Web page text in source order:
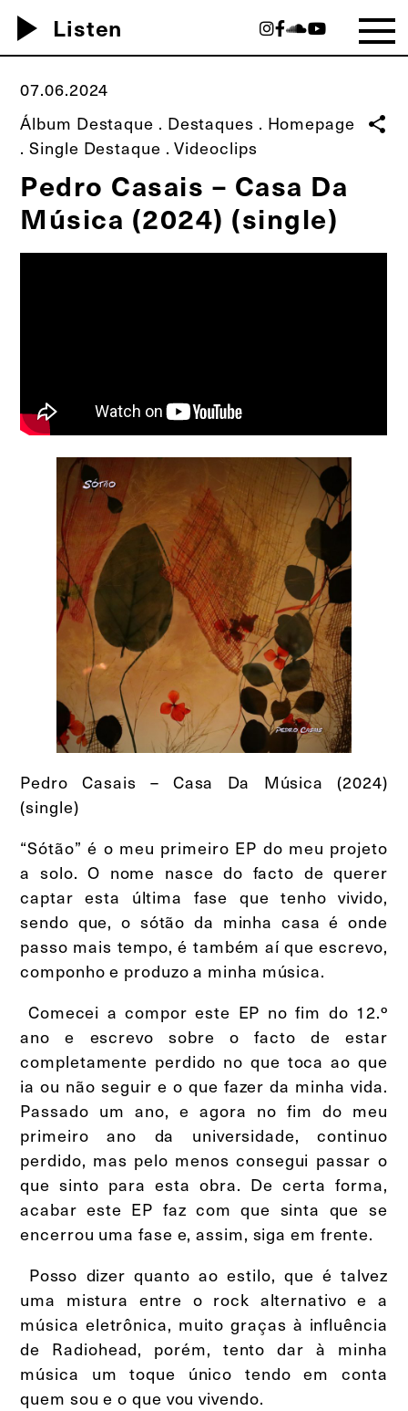
play_arrow Listen
07.06.2024
Álbum Destaque . Destaques . Homepage
.Single Destaque .Videoclips
share
Pedro Casais – Casa Da
Música (2024) (single)
Pedro Casais – Casa Da Música (2024)
(single)
“Sótão” é o meu primeiro EP do meu projeto
a solo. O nome nasce do facto de querer
captar esta última fase que tenho vivido,
sendo que, o sótão da minha casa é onde
passo mais tempo, é também aí que escrevo,
componho e produzo a minha música.
Comecei a compor este EP no fim do 12.º
ano e escrevo sobre o facto de estar
completamente perdido no que toca ao que
ia ou não seguir e o que fazer da minha vida.
Passado um ano, e agora no fim do meu
primeiro ano da universidade, continuo
perdido, mas pelo menos consegui passar o
que sinto para esta obra. De certa forma,
acabar este EP faz com que sinta que se
encerrou uma fase e, assim, siga em frente.
Posso dizer quanto ao estilo, que é talvez
uma mistura entre o rock alternativo e a
música eletrônica, muito graças à influência
de Radiohead, porém, tento dar à minha
música um toque único tendo em conta
quem sou e o que vou vivendo.